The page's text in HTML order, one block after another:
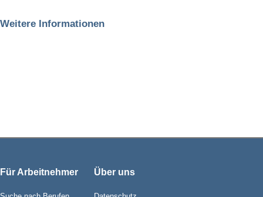
Weitere Informationen
Für Arbeitnehmer Über uns